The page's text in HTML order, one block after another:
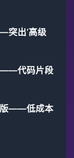
突出‘高级
——代码片段
版——低成本